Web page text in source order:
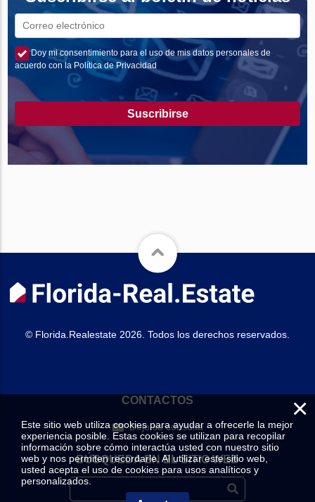
Doy mi consentimiento para el uso de mis datos personales de
acuerdo con la Política de Privacidad
Suscribirse
© Florida.Realestate 2026. Todos los derechos reservados.
CONTACTOS
Deje su consulta
BÚSQUEDA EN EL SITIO WEB
×
Este sitio web utiliza cookies para ayudar a ofrecerle la mejor
experiencia posible. Estas cookies se utilizan para recopilar
información sobre cómo interactúa usted con nuestro sitio
web y nos permiten recordarle. Al utilizar este sitio web,
usted acepta el uso de cookies para usos analíticos y
personalizados.